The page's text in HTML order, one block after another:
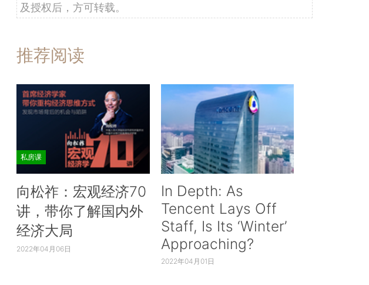
及授权后，方可转载。
推荐阅读
私房课
向松祚：宏观经济70
讲，带你了解国内外
经济大局
2022年04月06日
In Depth: As
Tencent Lays Off
Staff, Is Its ‘Winter’
Approaching?
2022年04月01日